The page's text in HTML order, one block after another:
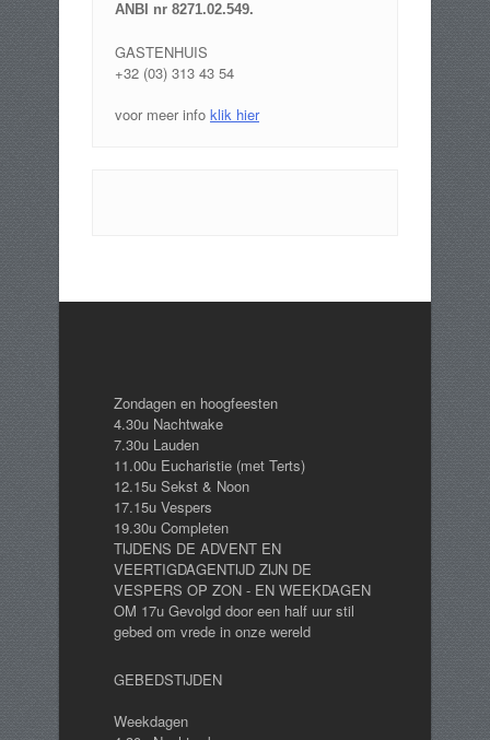
ANBI nr 8271.02.549.
GASTENHUIS
+32 (03) 313 43 54
voor meer info klik hier
Zondagen en hoogfeesten
4.30u Nachtwake
7.30u Lauden
11.00u Eucharistie (met Terts)
12.15u Sekst & Noon
17.15u Vespers
19.30u Completen
TIJDENS DE ADVENT EN
VEERTIGDAGENTIJD ZIJN DE
VESPERS OP ZON - EN WEEKDAGEN
OM 17u Gevolgd door een half uur stil
gebed om vrede in onze wereld
GEBEDSTIJDEN
Weekdagen